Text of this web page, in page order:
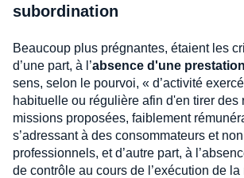
subordination
Beaucoup plus prégnantes, étaient les
d’une part, à l’absence d'une
sens, selon le pourvoi, « d’activité
habituelle ou régulière afin d'en tirer des
missions proposées, faiblement
s’adressant à des consommateurs et
professionnels, et d’autre part, à
de contrôle au cours de l’exécution de la